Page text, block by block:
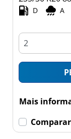
Runflat
Sem
opções
D A
Mais
Comparar